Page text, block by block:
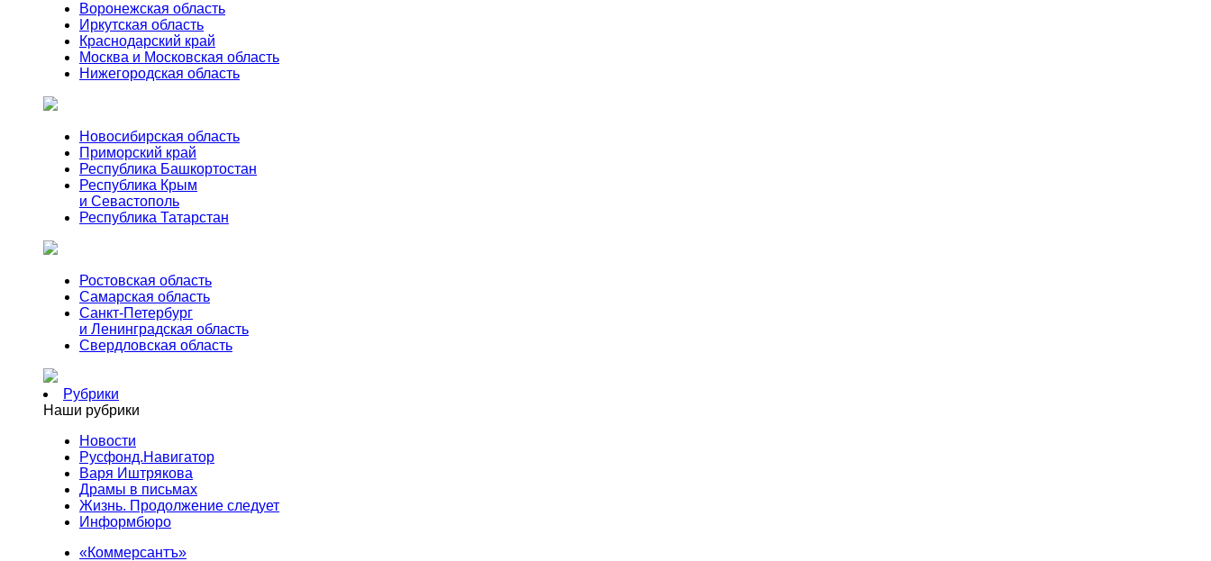
Воронежская область
Иркутская область
Краснодарский край
Москва и Московская область
Нижегородская область
Новосибирская область
Приморский край
Республика Башкортостан
Республика Крым
и Севастополь
Республика Татарстан
Ростовская область
Самарская область
Санкт-Петербург
и Ленинградская область
Свердловская область
Рубрики
Наши рубрики
Новости
Русфонд.Навигатор
Варя Иштрякова
Драмы в письмах
Жизнь. Продолжение следует
Информбюро
«Коммерсантъ»